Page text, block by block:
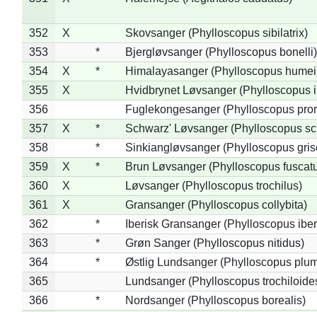
352 X
Skovsanger (Phylloscopus sibilatrix)
353
*
Bjergløvsanger (Phylloscopus bonelli)
354
X *
Himalayasanger (Phylloscopus
355
X
Hvidbrynet Løvsanger (Phylloscopus
356
Fuglekongesanger (Phylloscopus
357
X *
Schwarz' Løvsanger (Phylloscopus
358
*
Sinkiangløvsanger (Phylloscopus
359
X *
Brun Løvsanger (Phylloscopus
360
X
Løvsanger (Phylloscopus trochilus)
361
X
Gransanger (Phylloscopus collybita)
362
*
Iberisk Gransanger (Phylloscopus
363
*
Grøn Sanger (Phylloscopus nitidus)
364
*
Østlig Lundsanger (Phylloscopus
365
Lundsanger (Phylloscopus
366
*
Nordsanger (Phylloscopus borealis)